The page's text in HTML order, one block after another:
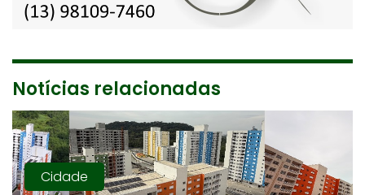
Notícias relacionadas
Cidade